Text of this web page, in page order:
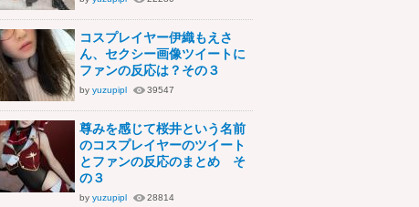
コスプレイヤー伊織もえさ
ん、セクシー画像ツイートに
ファンの反応は？その３
by yuzupipl 39547
尊みを感じて桜井という名前
のコスプレイヤーのツイート
とファンの反応のまとめ そ
の３
by yuzupipl 28814